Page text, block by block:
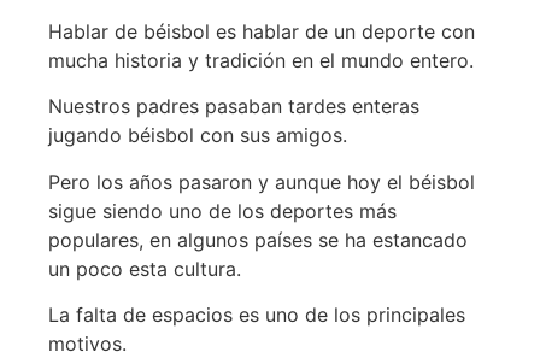
Hablar de béisbol es hablar de un deporte con
mucha historia y tradición en el mundo entero.
Nuestros padres pasaban tardes enteras
jugando béisbol con sus amigos.
Pero los años pasaron y aunque hoy el béisbol
sigue siendo uno de los deportes más
populares, en algunos países se ha estancado
un poco esta cultura.
La falta de espacios es uno de los principales
motivos.